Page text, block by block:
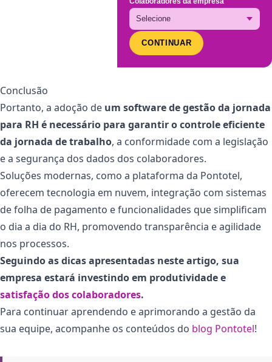
CONTINUAR
Conclusão
Portanto, a adoção de um software de gestão da jornada
para RH é necessário para garantir o controle eficiente
da jornada de trabalho, a conformidade com a legislação
e a segurança dos dados dos colaboradores.
Soluções modernas, como a plataforma da Pontotel,
oferecem tecnologia em nuvem, integração com sistemas
de folha de pagamento e funcionalidades que simplificam
o dia a dia do RH, promovendo transparência e agilidade
nos processos.
Seguindo as dicas apresentadas neste artigo, sua
empresa estará investindo em produtividade e
satisfação dos colaboradores.
Para continuar aprendendo e aprimorando a gestão da
sua equipe, acompanhe os conteúdos do blog Pontotel!